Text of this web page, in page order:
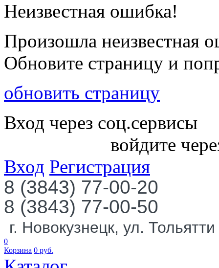
Неизвестная ошибка!
Произошла неизвестная
Обновите страницу и
обновить страницу
Вход через соц.сервисы
войдите
Вход Регистрация
8 (3843) 77-00-20
8 (3843) 77-00-50
г. Новокузнецк, ул.
0
Корзина 0 руб.